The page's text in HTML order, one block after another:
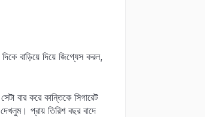
বাড়িয়ে দিয়ে জিগ্যেস করল,
বার করে কান্তিকে সিগারেট
প্রায় তিরিশ বছর বাদে